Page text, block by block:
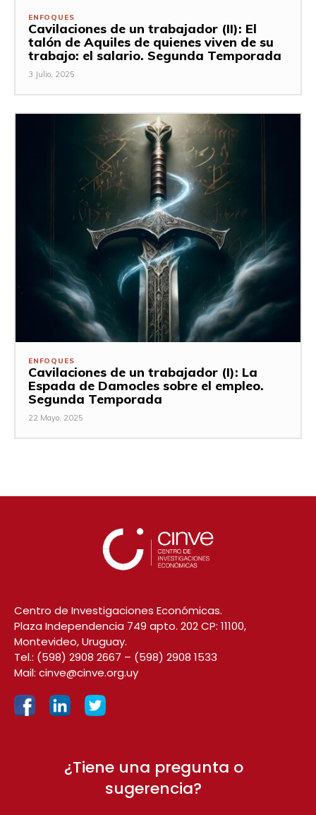
ENFOQUES
Cavilaciones de un trabajador (II): El
talón de Aquiles de quienes viven de su
trabajo: el salario. Segunda Temporada
3 Julio, 2025
ENFOQUES
Cavilaciones de un trabajador (I): La
Espada de Damocles sobre el empleo.
Segunda Temporada
22 Mayo, 2025
Centro de Investigaciones Económicas.
Plaza Independencia 749 apto. 202 CP: 11100,
Montevideo, Uruguay.
Tel.: (598) 2908 2667 – (598) 2908 1533
Mail: cinve@cinve.org.uy
¿Tiene una pregunta o
sugerencia?